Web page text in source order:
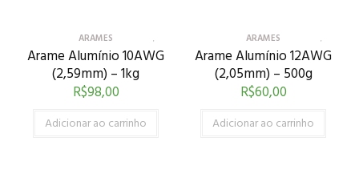
ARAMES
Arame Alumínio 10AWG
(2,59mm) – 1kg
R$98,00
Adicionar ao carrinho
ARAMES
Arame Alumínio 12AWG
(2,05mm) – 500g
R$60,00
Adicionar ao carrinho